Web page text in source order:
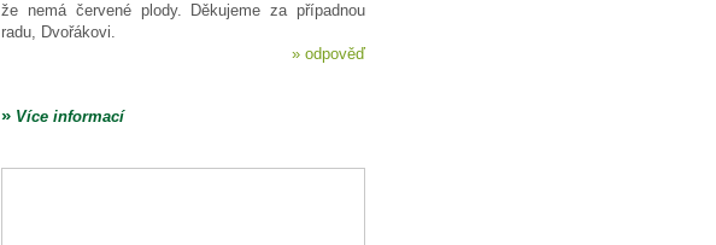
že nemá červené plody. Děkujeme za případnou
radu, Dvořákovi.
» odpověď
» Více informací